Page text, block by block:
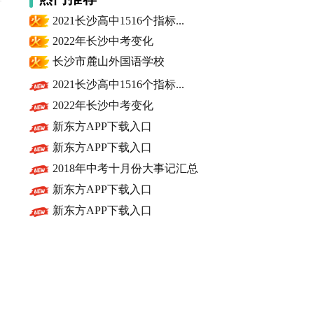
2021长沙高中1516个指标...
2022年长沙中考变化
长沙市麓山外国语学校
2021长沙高中1516个指标...
2022年长沙中考变化
新东方APP下载入口
新东方APP下载入口
2018年中考十月份大事记汇总
新东方APP下载入口
新东方APP下载入口